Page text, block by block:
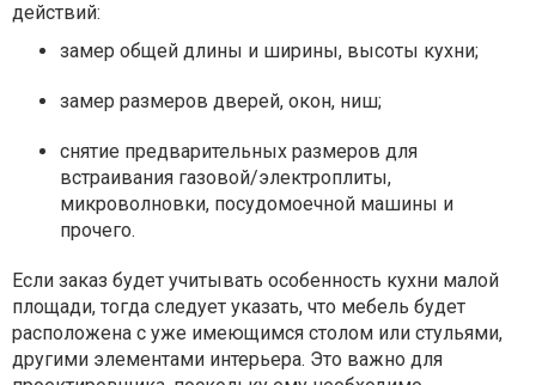
действий:
замер общей длины и ширины, высоты кухни;
замер размеров дверей, окон, ниш;
снятие предварительных размеров для
встраивания газовой/электроплиты,
микроволновки, посудомоечной машины и
прочего.
Если заказ будет учитывать особенность кухни малой
площади, тогда следует указать, что мебель будет
расположена с уже имеющимся столом или стульями,
другими элементами интерьера. Это важно для